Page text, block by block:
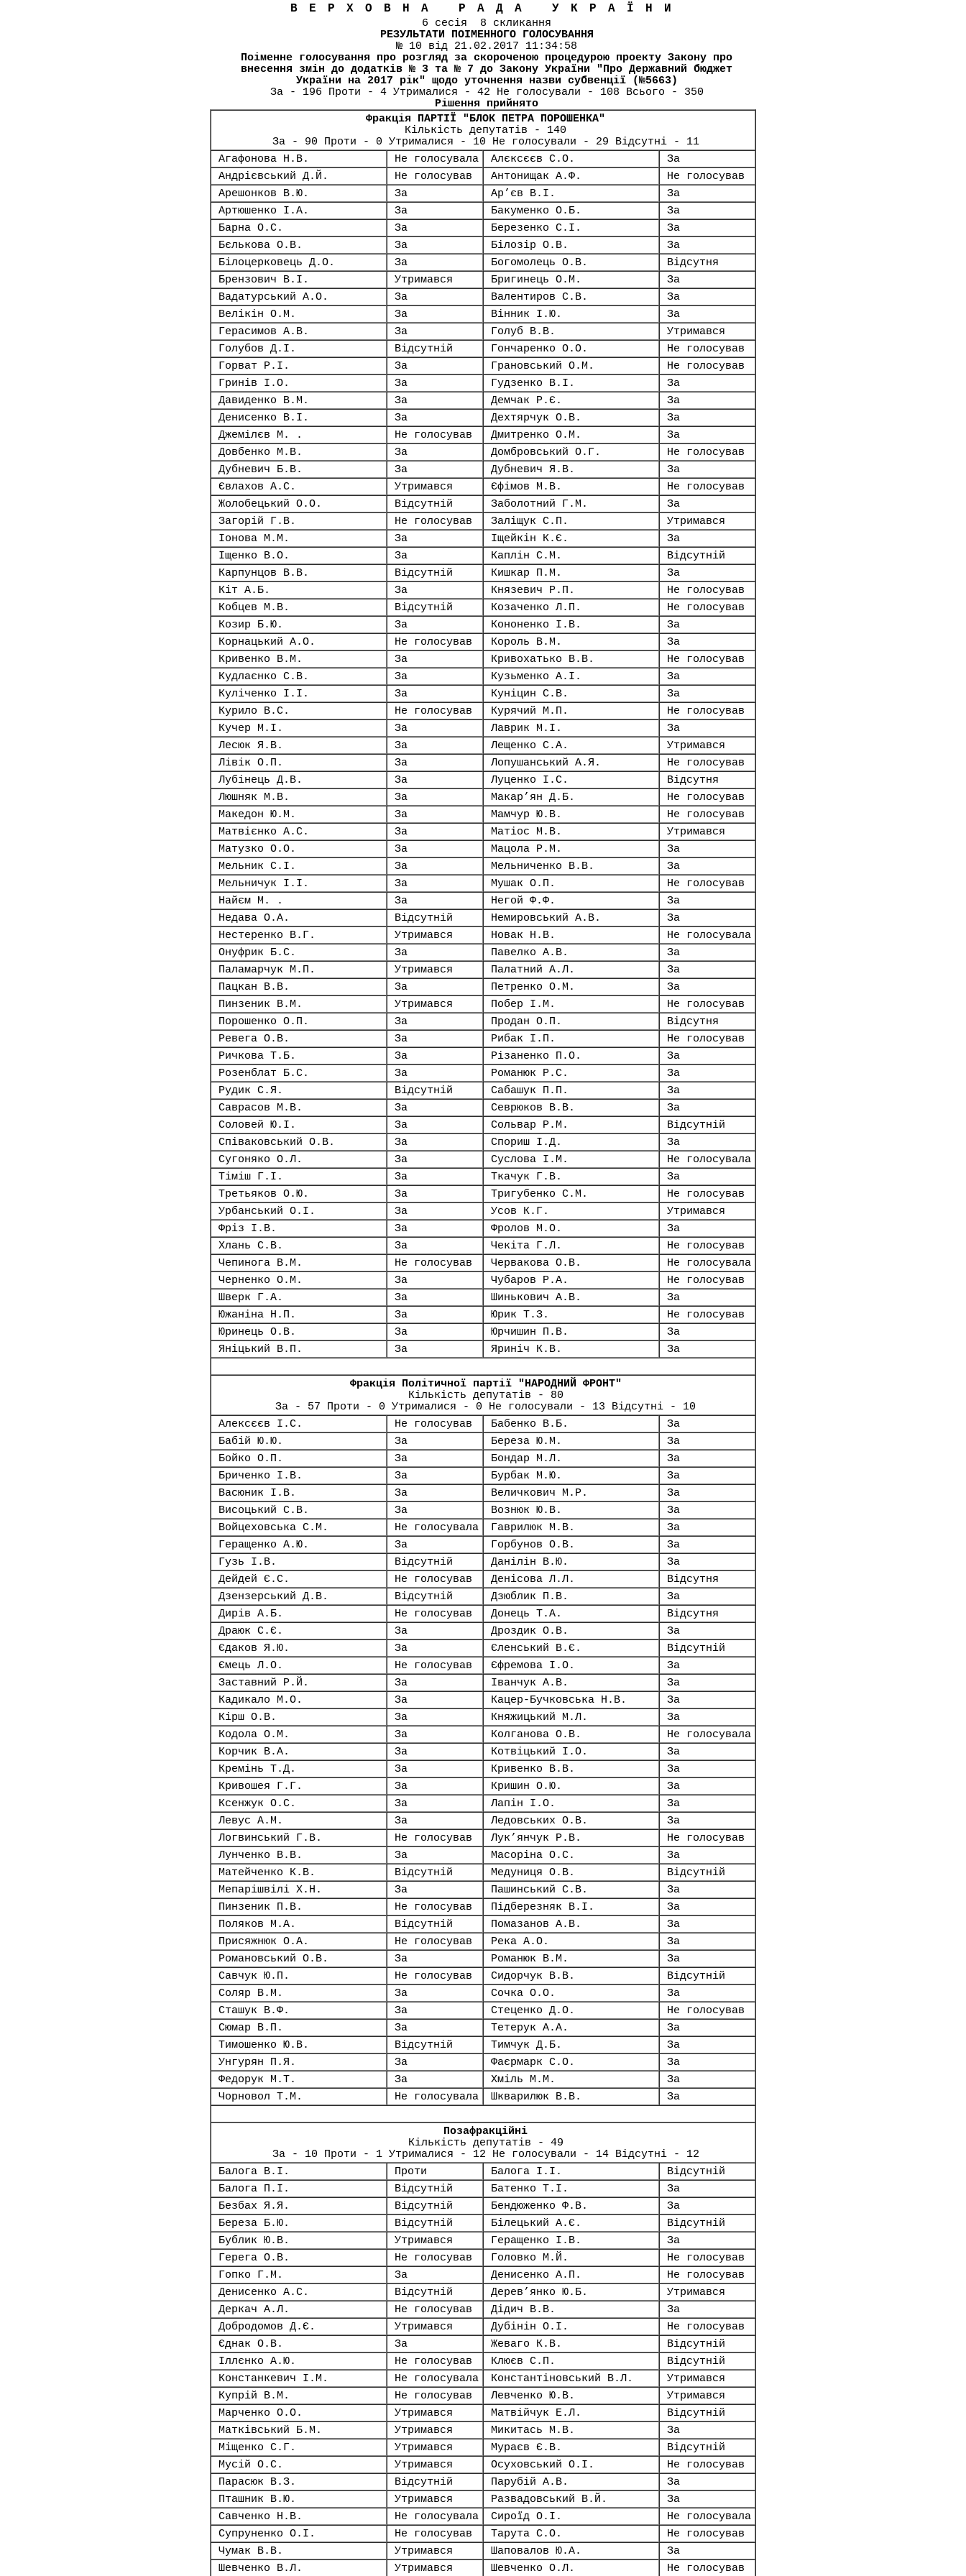
ВЕРХОВНА РАДА УКРАЇНИ
6 сесія 8 скликання
РЕЗУЛЬТАТИ ПОІМЕННОГО ГОЛОСУВАННЯ
№ 10 від 21.02.2017 11:34:58
Поіменне голосування про розгляд за скороченою процедурою проекту Закону про
внесення змін до додатків № 3 та № 7 до Закону України "Про Державний бюджет
України на 2017 рік" щодо уточнення назви субвенції (№5663)
За - 196 Проти - 4 Утрималися - 42 Не голосували - 108 Всього - 350
Рішення прийнято
Фракція ПАРТІЇ "БЛОК ПЕТРА ПОРОШЕНКА"
Кількість депутатів - 140
За - 90 Проти - 0 Утрималися - 10 Не голосували - 29 Відсутні - 11
Агафонова Н.В.
Не голосувала Алєксєєв С.О.
За
Андрієвський Д.Й.
Не голосував Антонищак А.Ф.
Не голосував
Арешонков В.Ю.
За Ар’єв В.І.
За
Артюшенко І.А.
За Бакуменко О.Б.
За
Барна О.С.
За Березенко С.І.
За
Бєлькова О.В.
За Білозір О.В.
За
Білоцерковець Д.О.
За Богомолець О.В.
Відсутня
Брензович В.І.
Утримався Бригинець О.М.
За
Вадатурський А.О.
За Валентиров С.В.
За
Велікін О.М.
За Вінник І.Ю.
За
Герасимов А.В.
За Голуб В.В.
Утримався
Голубов Д.І.
Відсутній Гончаренко О.О.
Не голосував
Горват Р.І.
За Грановський О.М.
Не голосував
Гринів І.О.
За Гудзенко В.І.
За
Давиденко В.М.
За Демчак Р.Є.
За
Денисенко В.І.
За Дехтярчук О.В.
За
Джемілєв М. .
Не голосував Дмитренко О.М.
За
Довбенко М.В.
За Домбровський О.Г.
Не голосував
Дубневич Б.В.
За Дубневич Я.В.
За
Євлахов А.С.
Утримався Єфімов М.В.
Не голосував
Жолобецький О.О.
Відсутній Заболотний Г.М.
За
Загорій Г.В.
Не голосував Заліщук С.П.
Утримався
Іонова М.М.
За Іщейкін К.Є.
За
Іщенко В.О.
За Каплін С.М.
Відсутній
Карпунцов В.В.
Відсутній Кишкар П.М.
За
Кіт А.Б.
За Князевич Р.П.
Не голосував
Кобцев М.В.
Відсутній Козаченко Л.П.
Не голосував
Козир Б.Ю.
За Кононенко І.В.
За
Корнацький А.О.
Не голосував Король В.М.
За
Кривенко В.М.
За Кривохатько В.В.
Не голосував
Кудлаєнко С.В.
За Кузьменко А.І.
За
Куліченко І.І.
За Куніцин С.В.
За
Курило В.С.
Не голосував Курячий М.П.
Не голосував
Кучер М.І.
За Лаврик М.І.
За
Лесюк Я.В.
За Лещенко С.А.
Утримався
Лівік О.П.
За Лопушанський А.Я.
Не голосував
Лубінець Д.В.
За Луценко І.С.
Відсутня
Люшняк М.В.
За Макар’ян Д.Б.
Не голосував
Македон Ю.М.
За Мамчур Ю.В.
Не голосував
Матвієнко А.С.
За Матіос М.В.
Утримався
Матузко О.О.
За Мацола Р.М.
За
Мельник С.І.
За Мельниченко В.В.
За
Мельничук І.І.
За Мушак О.П.
Не голосував
Найєм М. .
За Негой Ф.Ф.
За
Недава О.А.
Відсутній Немировський А.В.
За
Нестеренко В.Г.
Утримався Новак Н.В.
Не голосувала
Онуфрик Б.С.
За Павелко А.В.
За
Паламарчук М.П.
Утримався Палатний А.Л.
За
Пацкан В.В.
За Петренко О.М.
За
Пинзеник В.М.
Утримався Побер І.М.
Не голосував
Порошенко О.П.
За Продан О.П.
Відсутня
Ревега О.В.
За Рибак І.П.
Не голосував
Ричкова Т.Б.
За Різаненко П.О.
За
Розенблат Б.С.
За Романюк Р.С.
За
Рудик С.Я.
Відсутній Сабашук П.П.
За
Саврасов М.В.
За Севрюков В.В.
За
Соловей Ю.І.
За Сольвар Р.М.
Відсутній
Співаковський О.В.
За Спориш І.Д.
За
Сугоняко О.Л.
За Суслова І.М.
Не голосувала
Тіміш Г.І.
За Ткачук Г.В.
За
Третьяков О.Ю.
За Тригубенко С.М.
Не голосував
Урбанський О.І.
За Усов К.Г.
Утримався
Фріз І.В.
За Фролов М.О.
За
Хлань С.В.
За Чекіта Г.Л.
Не голосував
Чепинога В.М.
Не голосував Червакова О.В.
Не голосувала
Черненко О.М.
За Чубаров Р.А.
Не голосував
Шверк Г.А.
За Шинькович А.В.
За
Южаніна Н.П.
За Юрик Т.З.
Не голосував
Юринець О.В.
За Юрчишин П.В.
За
Яніцький В.П.
За Яриніч К.В. За
Фракція Політичної партії "НАРОДНИЙ ФРОНТ"
Кількість депутатів - 80
За - 57 Проти - 0 Утрималися - 0 Не голосували - 13 Відсутні - 10
Алексєєв І.С.
Не голосував Бабенко В.Б.
За
Бабій Ю.Ю.
За Береза Ю.М.
За
Бойко О.П.
За Бондар М.Л.
За
Бриченко І.В.
За Бурбак М.Ю.
За
Васюник І.В.
За Величкович М.Р.
За
Висоцький С.В.
За Вознюк Ю.В.
За
Войцеховська С.М.
Не голосувала Гаврилюк М.В.
За
Геращенко А.Ю.
За Горбунов О.В.
За
Гузь І.В.
Відсутній Данілін В.Ю.
За
Дейдей Є.С.
Не голосував Денісова Л.Л.
Відсутня
Дзензерський Д.В.
Відсутній Дзюблик П.В.
За
Дирів А.Б.
Не голосував Донець Т.А.
Відсутня
Драюк С.Є.
За Дроздик О.В.
За
Єдаков Я.Ю.
За Єленський В.Є.
Відсутній
Ємець Л.О.
Не голосував Єфремова І.О.
За
Заставний Р.Й.
За Іванчук А.В.
За
Кадикало М.О.
За Кацер-Бучковська Н.В.
За
Кірш О.В.
За Княжицький М.Л.
За
Кодола О.М.
За Колганова О.В.
Не голосувала
Корчик В.А.
За Котвіцький І.О.
За
Кремінь Т.Д.
За Кривенко В.В.
За
Кривошея Г.Г.
За Кришин О.Ю.
За
Ксенжук О.С.
За Лапін І.О.
За
Левус А.М.
За Ледовських О.В.
За
Логвинський Г.В.
Не голосував Лук’янчук Р.В.
Не голосував
Лунченко В.В.
За Масоріна О.С.
За
Матейченко К.В.
Відсутній Медуниця О.В.
Відсутній
Мепарішвілі Х.Н.
За Пашинський С.В.
За
Пинзеник П.В.
Не голосував Підберезняк В.І.
За
Поляков М.А.
Відсутній Помазанов А.В.
За
Присяжнюк О.А.
Не голосував Река А.О.
За
Романовський О.В.
За Романюк В.М.
За
Савчук Ю.П.
Не голосував Сидорчук В.В.
Відсутній
Соляр В.М.
За Сочка О.О.
За
Сташук В.Ф.
За Стеценко Д.О.
Не голосував
Сюмар В.П.
За Тетерук А.А.
За
Тимошенко Ю.В.
Відсутній Тимчук Д.Б.
За
Унгурян П.Я.
За Фаєрмарк С.О.
За
Федорук М.Т.
За Хміль М.М.
За
Чорновол Т.М.
Не голосувала Шкварилюк В.В. За
Позафракційні
Кількість депутатів - 49
За - 10 Проти - 1 Утрималися - 12 Не голосували - 14 Відсутні - 12
Балога В.І.
Проти Балога І.І.
Відсутній
Балога П.І.
Відсутній Батенко Т.І.
За
Безбах Я.Я.
Відсутній Бендюженко Ф.В.
За
Береза Б.Ю.
Відсутній Білецький А.Є.
Відсутній
Бублик Ю.В.
Утримався Геращенко І.В.
За
Герега О.В.
Не голосував Головко М.Й.
Не голосував
Гопко Г.М.
За Денисенко А.П.
Не голосував
Денисенко А.С.
Відсутній Дерев’янко Ю.Б.
Утримався
Деркач А.Л.
Не голосував Дідич В.В.
За
Добродомов Д.Є.
Утримався Дубінін О.І.
Не голосував
Єднак О.В.
За Жеваго К.В.
Відсутній
Іллєнко А.Ю.
Не голосував Клюєв С.П.
Відсутній
Констанкевич І.М.
Не голосувала Константіновський В.Л.
Утримався
Купрій В.М.
Не голосував Левченко Ю.В.
Утримався
Марченко О.О.
Утримався Матвійчук Е.Л.
Відсутній
Матківський Б.М.
Утримався Микитась М.В.
За
Міщенко С.Г.
Утримався Мураєв Є.В.
Відсутній
Мусій О.С.
Утримався Осуховський О.І.
Не голосував
Парасюк В.З.
Відсутній Парубій А.В.
За
Пташник В.Ю.
Утримався Развадовський В.Й.
За
Савченко Н.В.
Не голосувала Сироїд О.І.
Не голосувала
Супруненко О.І.
Не голосував Тарута С.О.
Не голосував
Чумак В.В.
Утримався Шаповалов Ю.А.
За
Шевченко В.Л.
Утримався Шевченко О.Л. Не голосував